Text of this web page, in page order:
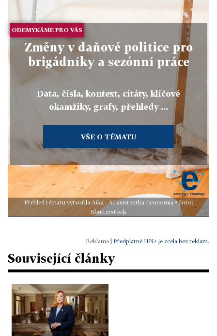
ODEMYKÁME PRO VÁS
Změny v daňové politice pro
brigádníky a sezónní práce
Data, čísla, kontext, citáty, klíčové
okamžiky, grafy, přehledy ...
VŠE O TÉMATU
Přehled tématu vytvořila Aika - AI asistentka Economia • Foto:
Shutterstock
| Předplatné HN+ je zcela bez reklam.
Související články